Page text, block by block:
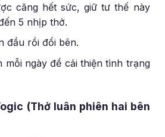
căng hết sức, giữ tư thế này
5 nhịp thở.
đầu rồi đổi bên.
mỗi ngày để cải thiện tình trạng
(Thở luân phiên hai bên